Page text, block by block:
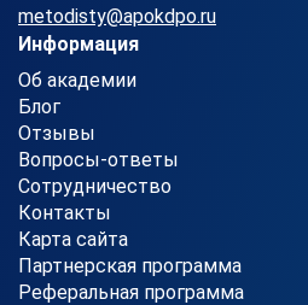
metodisty@apokdpo.ru
Информация
Об академии
Блог
Отзывы
Вопросы-ответы
Сотрудничество
Контакты
Карта сайта
Партнерская программа
Реферальная программа